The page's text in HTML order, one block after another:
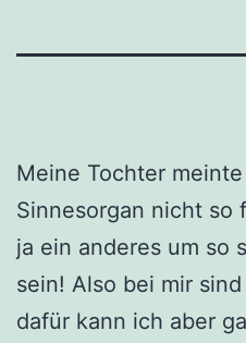
Meine Tochter
Sinnesorgan nicht so
ja ein anderes um so
sein! Also bei mir
dafür kann ich aber